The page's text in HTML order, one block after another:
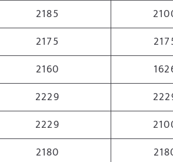
2185
2175
2160
2229
2229
2180